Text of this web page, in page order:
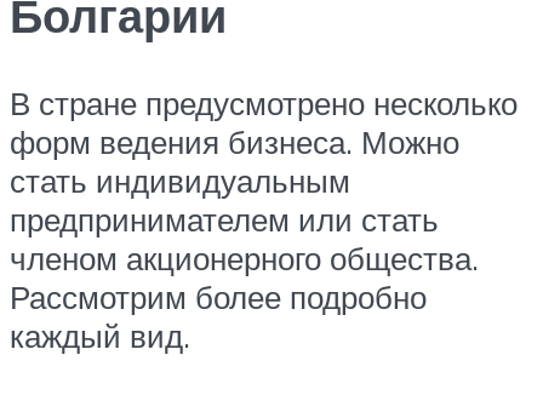
Болгарии
В стране предусмотрено несколько
форм ведения бизнеса. Можно
стать индивидуальным
предпринимателем или стать
членом акционерного общества.
Рассмотрим более подробно
каждый вид.